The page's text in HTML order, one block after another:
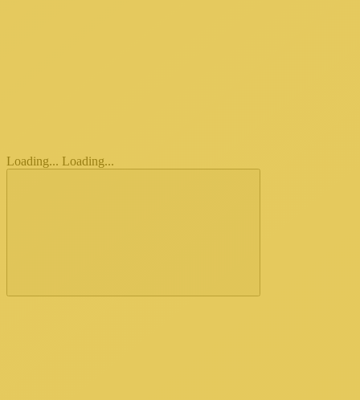
Loading... Loading...